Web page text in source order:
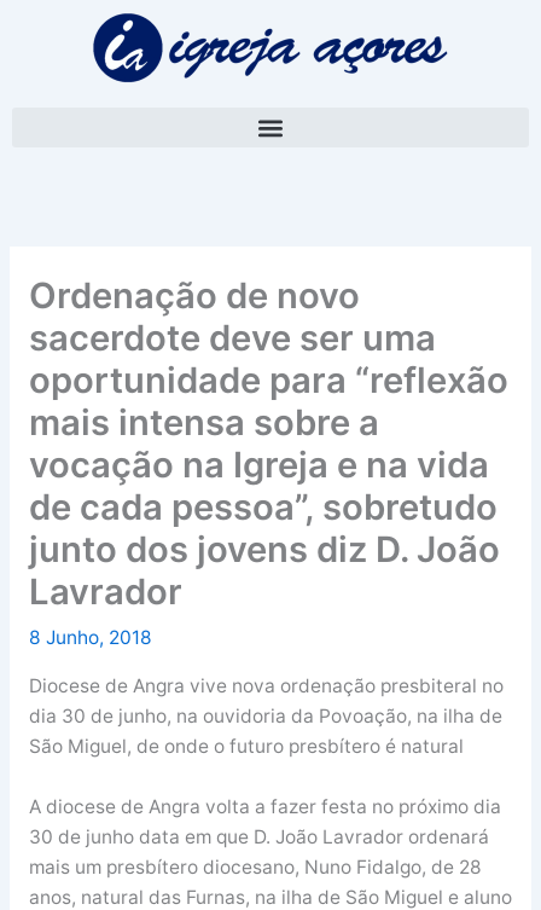
Ordenação de novo
sacerdote deve ser uma
oportunidade para “reflexão
mais intensa sobre a
vocação na Igreja e na vida
de cada pessoa”, sobretudo
junto dos jovens diz D. João
Lavrador
8 Junho, 2018
Diocese de Angra vive nova ordenação presbiteral no
dia 30 de junho, na ouvidoria da Povoação, na ilha de
São Miguel, de onde o futuro presbítero é natural
A diocese de Angra volta a fazer festa no próximo dia
30 de junho data em que D. João Lavrador ordenará
mais um presbítero diocesano, Nuno Fidalgo, de 28
anos, natural das Furnas, na ilha de São Miguel e aluno